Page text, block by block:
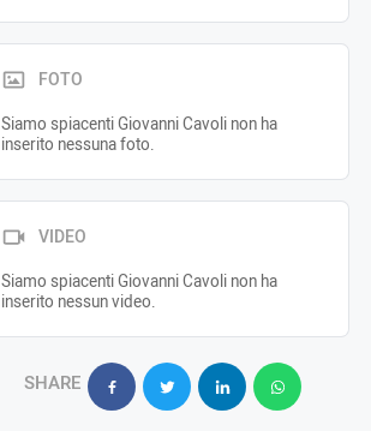
FOTO
Siamo spiacenti Giovanni Cavoli non ha
inserito nessuna foto.
VIDEO
Siamo spiacenti Giovanni Cavoli non ha
inserito nessun video.
SHARE